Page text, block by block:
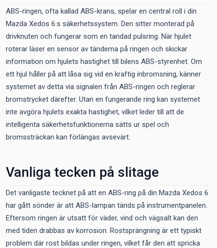
ABS-ringen, ofta kallad ABS-krans, spelar en central roll i din
Mazda Xedos 6:s säkerhetssystem. Den sitter monterad på
drivknuten och fungerar som en tandad pulsring. När hjulet
roterar läser en sensor av tänderna på ringen och skickar
information om hjulets hastighet till bilens ABS-styrenhet. Om
ett hjul håller på att låsa sig vid en kraftig inbromsning, känner
systemet av detta via signalen från ABS-ringen och reglerar
bromstrycket därefter. Utan en fungerande ring kan systemet
inte avgöra hjulets exakta hastighet, vilket leder till att de
intelligenta säkerhetsfunktionerna sätts ur spel och
bromssträckan kan förlängas avsevärt.
Vanliga tecken på slitage
Det vanligaste tecknet på att en ABS-ring på din Mazda Xedos 6
har gått sönder är att ABS-lampan tänds på instrumentpanelen.
Eftersom ringen är utsatt för väder, vind och vägsalt kan den
med tiden drabbas av korrosion. Rostsprängning är ett typiskt
problem där rost bildas under ringen, vilket får den att spricka